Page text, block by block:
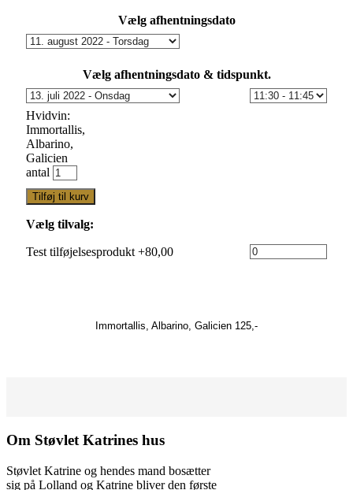
Vælg afhentningsdato
Vælg afhentningsdato & tidspunkt.
Hvidvin:
Immortallis,
Albarino,
Galicien
antal
Tilføj til kurv
Vælg tilvalg:
Test tilføjelsesprodukt +80,00
Immortallis, Albarino, Galicien 125,-
Om Støvlet Katrines hus
Støvlet Katrine og hendes mand bosætter
sig på Lolland og Katrine bliver den første